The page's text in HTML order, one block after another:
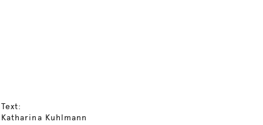
Text:
Katharina Kuhlmann